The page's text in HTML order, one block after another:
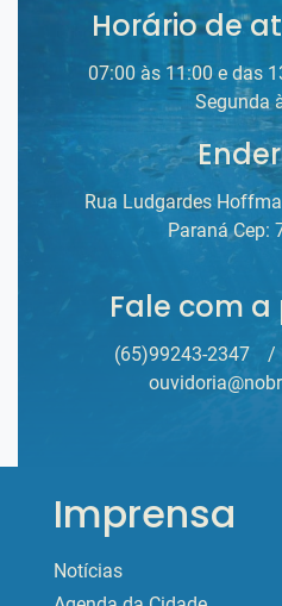
Horário de
07:00 às 11:00 e das
Segunda
Rua Ludgardes
Paraná Cep:
Fale com
(65)99243-2347 /
Imprensa
Notícias